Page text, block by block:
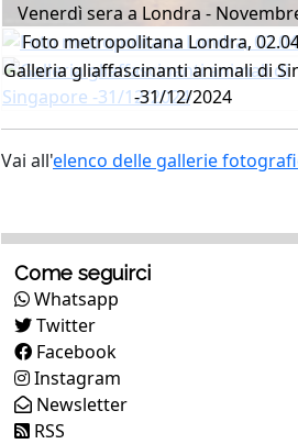
Venerdì sera a Londra -
Foto metropolitana Londra,
Galleria gliaffascinanti animali di
-31/12/2024
Vai all'elenco delle gallerie
Come seguirci
Whatsapp
Twitter
Facebook
Instagram
Newsletter
RSS